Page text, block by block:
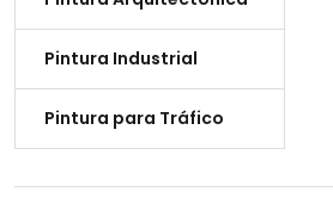
Pintura Industrial
Pintura para Tráfico